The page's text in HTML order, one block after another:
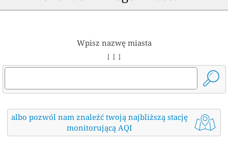
Wpisz nazwę miasta
↓ ↓ ↓
albo pozwól nam znaleźć twoją najbliższą stację
monitorującą AQI